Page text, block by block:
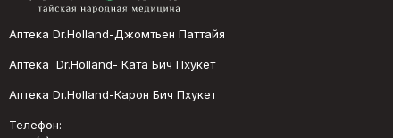
Аптека Dr.Holland-Джомтьен Паттайя
Аптека Dr.Holland- Ката Бич Пхукет
Аптека Dr.Holland-Карон Бич Пхукет
Телефон: